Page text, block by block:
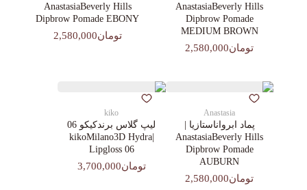
AnastasiaBeverly Hills
Dipbrow Pomade
MEDIUM BROWN
تومان2,580,000
AnastasiaBeverly Hills
Dipbrow Pomade EBONY
تومان2,580,000
Anastasia
پماد ابرواناستازیا |
AnastasiaBeverly Hills
Dipbrow Pomade
AUBURN
تومان2,580,000
kiko
لیپ گلاس‌ برندکیکو 06
|kikoMilano3D Hydra
Lipgloss 06
تومان3,700,000